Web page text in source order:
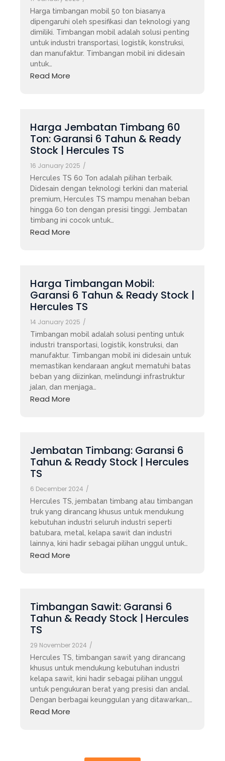
Harga timbangan mobil 50 ton biasanya
dipengaruhi oleh spesifikasi dan teknologi yang
dimiliki. Timbangan mobil adalah solusi penting
untuk industri transportasi, logistik, konstruksi,
dan manufaktur. Timbangan mobil ini didesain
untuk…
Read More
Harga Jembatan Timbang 60
Ton: Garansi 6 Tahun & Ready
Stock | Hercules TS
16 January 2025 /
Hercules TS 60 Ton adalah pilihan terbaik.
Didesain dengan teknologi terkini dan material
premium, Hercules TS mampu menahan beban
hingga 60 ton dengan presisi tinggi. Jembatan
timbang ini cocok untuk…
Read More
Harga Timbangan Mobil:
Garansi 6 Tahun & Ready Stock |
Hercules TS
14 January 2025 /
Timbangan mobil adalah solusi penting untuk
industri transportasi, logistik, konstruksi, dan
manufaktur. Timbangan mobil ini didesain untuk
memastikan kendaraan angkut mematuhi batas
beban yang diizinkan, melindungi infrastruktur
jalan, dan menjaga…
Read More
Jembatan Timbang: Garansi 6
Tahun & Ready Stock | Hercules
TS
6 December 2024 /
Hercules TS, jembatan timbang atau timbangan
truk yang dirancang khusus untuk mendukung
kebutuhan industri seluruh industri seperti
batubara, metal, kelapa sawit dan industri
lainnya, kini hadir sebagai pilihan unggul untuk…
Read More
Timbangan Sawit: Garansi 6
Tahun & Ready Stock | Hercules
TS
29 November 2024 /
Hercules TS, timbangan sawit yang dirancang
khusus untuk mendukung kebutuhan industri
kelapa sawit, kini hadir sebagai pilihan unggul
untuk pengukuran berat yang presisi dan andal.
Dengan berbagai keunggulan yang ditawarkan,…
Read More